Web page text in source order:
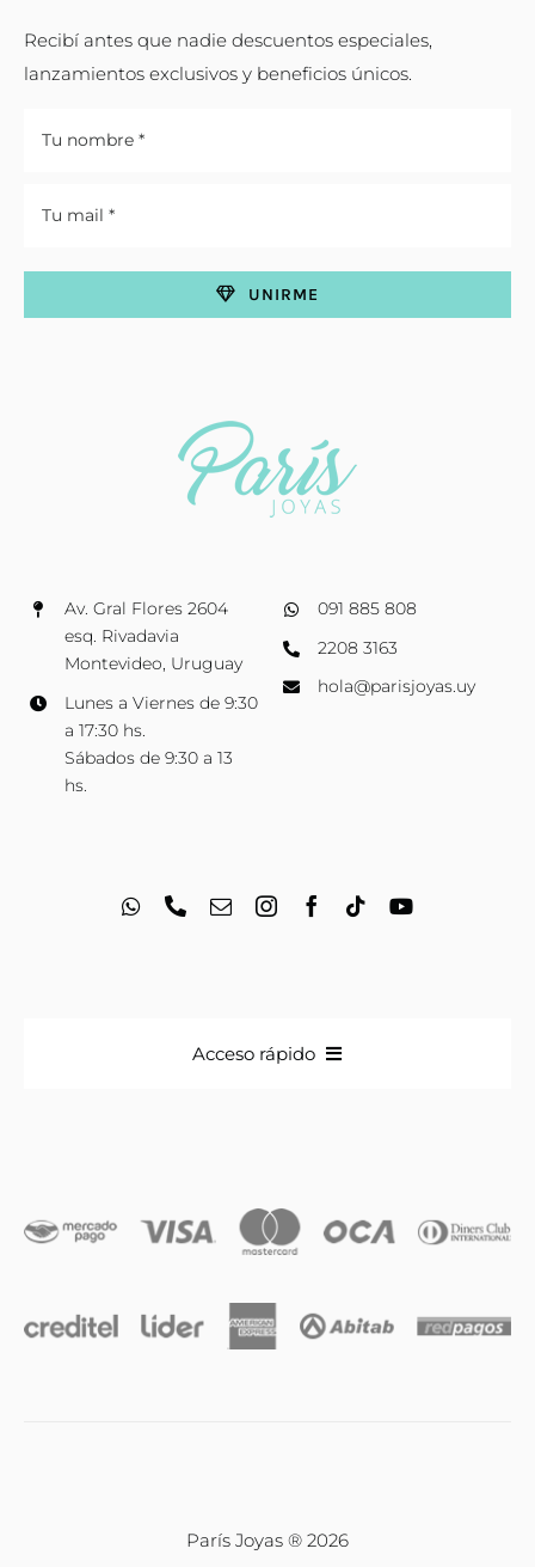
Av. Gral Flores 2604
esq. Rivadavia
Montevideo, Uruguay
Lunes a Viernes de 9:30
a 17:30 hs.
Sábados de 9:30 a 13
hs.
091 885 808
2208 3163
hola@parisjoyas.uy
Recibí antes que nadie descuentos especiales,
lanzamientos exclusivos y beneficios únicos.
UNIRME
Acceso rápido
Iniciales
París Joyas ® 2026